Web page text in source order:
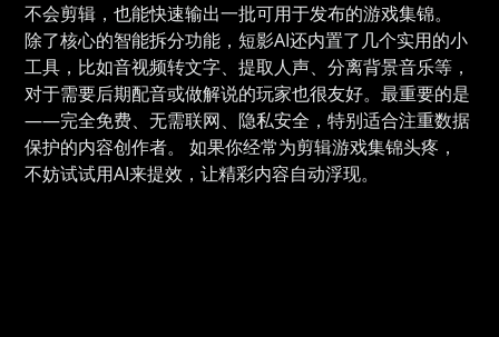
不会剪辑，也能快速输出一批可用于发布的游戏集锦。
除了核心的智能拆分功能，短影AI还内置了几个实用的小
工具，比如音视频转文字、提取人声、分离背景音乐等，
对于需要后期配音或做解说的玩家也很友好。最重要的是
——完全免费、无需联网、隐私安全，特别适合注重数据
保护的内容创作者。 如果你经常为剪辑游戏集锦头疼，
不妨试试用AI来提效，让精彩内容自动浮现。